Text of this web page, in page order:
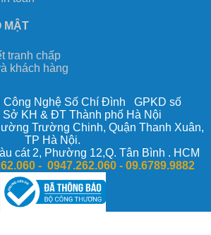
MẬT
tranh chấp
khách hàng
Công Nghệ Số Chí Đình GPKD số
Sở KH & ĐT Thành phố Hà Nội
Trường Chinh, Quận Thanh Xuân,
TP Hà Nội.
cát 2, Phường 12,Q. Tân Bình . HCM
- 0947.262.060 -09.6789.9882